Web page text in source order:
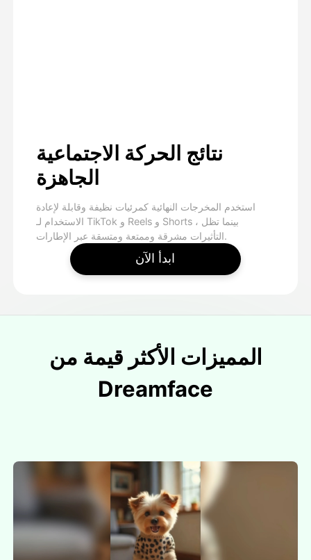
نتائج الحركة الاجتماعية
الجاهزة
استخدم المخرجات النهائية كمرئيات نظيفة وقابلة لإعادة
الاستخدام لـ TikTok و Reels و Shorts ، بينما تظل
التأثيرات مشرقة وممتعة ومتسقة عبر الإطارات.
ابدأ الآن
المميزات الأكثر قيمة من
Dreamface